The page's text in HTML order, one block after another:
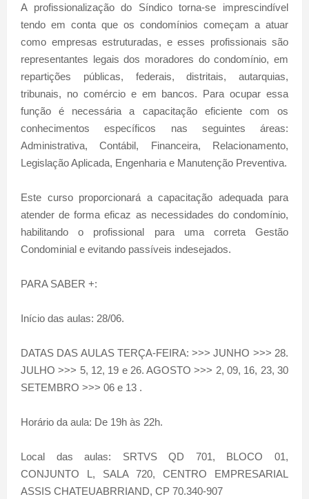
A profissionalização do Síndico torna-se imprescindível
tendo em conta que os condomínios começam a atuar
como empresas estruturadas, e esses profissionais são
representantes legais dos moradores do condomínio, em
repartições públicas, federais, distritais, autarquias,
tribunais, no comércio e em bancos. Para ocupar essa
função é necessária a capacitação eficiente com os
conhecimentos específicos nas seguintes áreas:
Administrativa, Contábil, Financeira, Relacionamento,
Legislação Aplicada, Engenharia e Manutenção Preventiva.
Este curso proporcionará a capacitação adequada para
atender de forma eficaz as necessidades do condomínio,
habilitando o profissional para uma correta Gestão
Condominial e evitando passíveis indesejados.
PARA SABER +:
Início das aulas: 28/06.
DATAS DAS AULAS TERÇA-FEIRA: >>> JUNHO >>> 28.
JULHO >>> 5, 12, 19 e 26. AGOSTO >>> 2, 09, 16, 23, 30
SETEMBRO >>> 06 e 13 .
Horário da aula: De 19h às 22h.
Local das aulas: SRTVS QD 701, BLOCO 01,
CONJUNTO L, SALA 720, CENTRO EMPRESARIAL
ASSIS CHATEUABRRIAND, CP 70.340-907